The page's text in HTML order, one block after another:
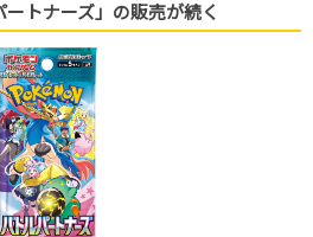
ートナーズ」の販売が続く